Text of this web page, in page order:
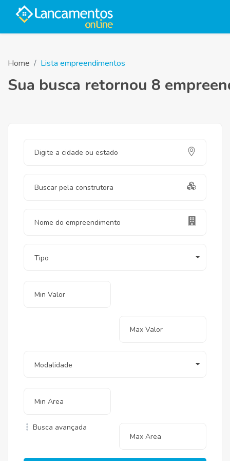
Home Lista empreendimentos
Sua busca retornou 8
Tipo
Modalidade
Busca avançada